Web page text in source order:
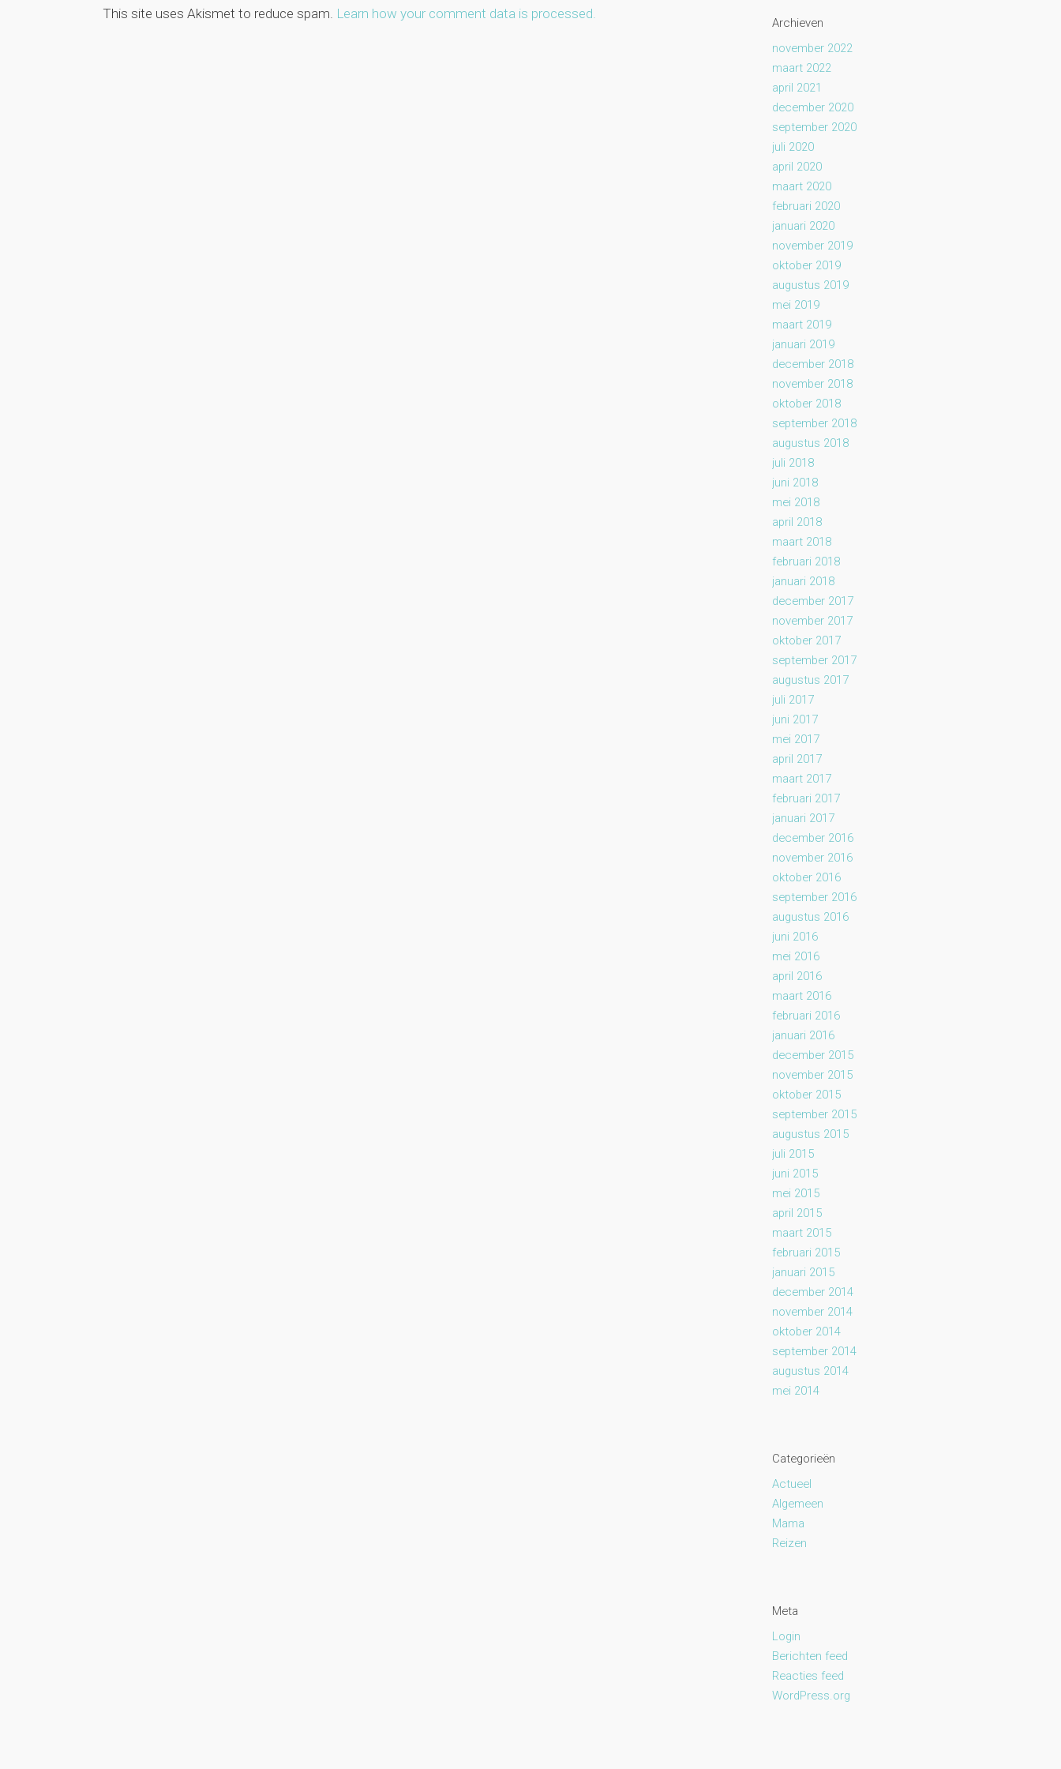
This site uses Akismet to reduce spam. Learn how your comment data is processed.
Archieven
november 2022
maart 2022
april 2021
december 2020
september 2020
juli 2020
april 2020
maart 2020
februari 2020
januari 2020
november 2019
oktober 2019
augustus 2019
mei 2019
maart 2019
januari 2019
december 2018
november 2018
oktober 2018
september 2018
augustus 2018
juli 2018
juni 2018
mei 2018
april 2018
maart 2018
februari 2018
januari 2018
december 2017
november 2017
oktober 2017
september 2017
augustus 2017
juli 2017
juni 2017
mei 2017
april 2017
maart 2017
februari 2017
januari 2017
december 2016
november 2016
oktober 2016
september 2016
augustus 2016
juni 2016
mei 2016
april 2016
maart 2016
februari 2016
januari 2016
december 2015
november 2015
oktober 2015
september 2015
augustus 2015
juli 2015
juni 2015
mei 2015
april 2015
maart 2015
februari 2015
januari 2015
december 2014
november 2014
oktober 2014
september 2014
augustus 2014
mei 2014
Categorieën
Actueel
Algemeen
Mama
Reizen
Meta
Login
Berichten feed
Reacties feed
WordPress.org